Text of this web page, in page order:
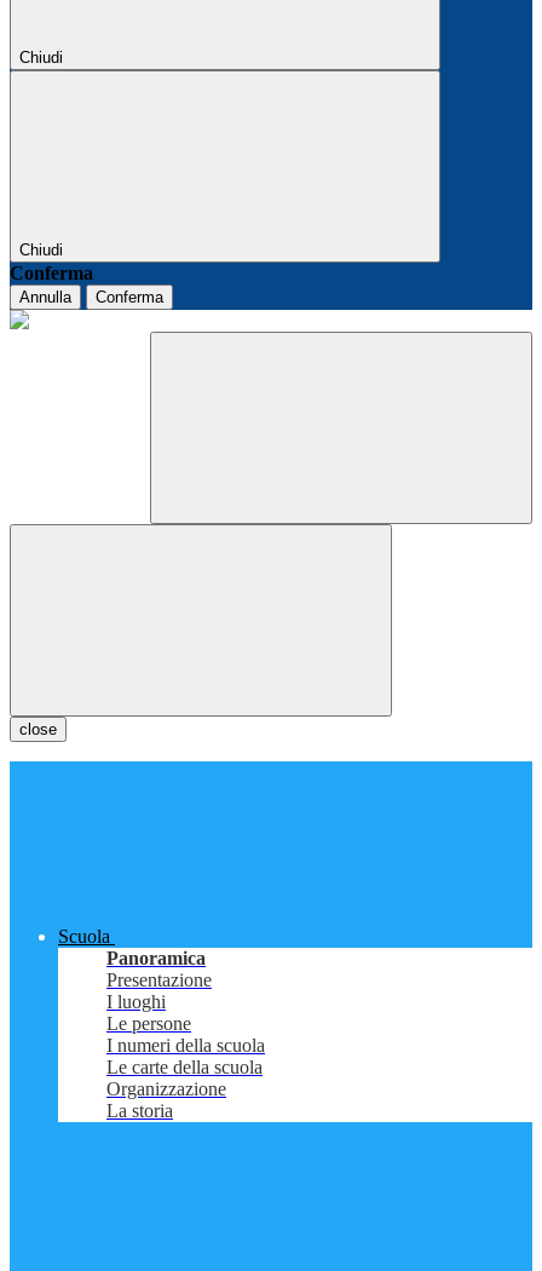
Chiudi
Chiudi
Conferma
Annulla Conferma
close
Scuola
Panoramica
Presentazione
I luoghi
Le persone
I numeri della scuola
Le carte della scuola
Organizzazione
La storia